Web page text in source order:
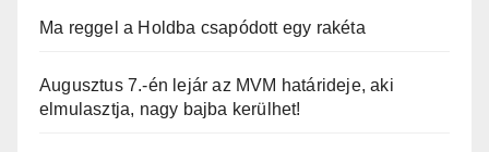
Ma reggel a Holdba csapódott egy rakéta
Augusztus 7.-én lejár az MVM határideje, aki
elmulasztja, nagy bajba kerülhet!